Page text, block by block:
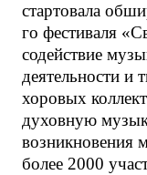
стартовала
го фестиваля
содействие
деятельности и
хоровых
духовную
возникновения
более 2000